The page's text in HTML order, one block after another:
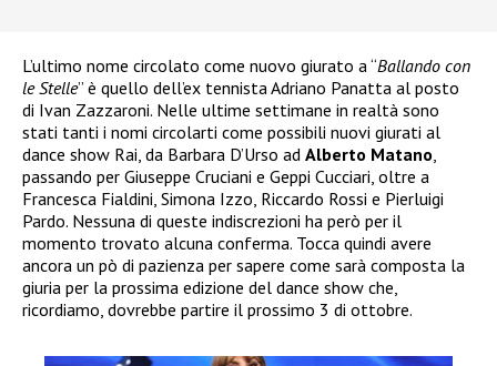
L’ultimo nome circolato come nuovo giurato a “Ballando con
le Stelle” è quello dell’ex tennista Adriano Panatta al posto
di Ivan Zazzaroni. Nelle ultime settimane in realtà sono
stati tanti i nomi circolarti come possibili nuovi giurati al
dance show Rai, da Barbara D’Urso ad Alberto Matano
passando per Giuseppe Cruciani e Geppi Cucciari, oltre a
Francesca Fialdini, Simona Izzo, Riccardo Rossi e Pierluigi
Pardo. Nessuna di queste indiscrezioni ha però per il
momento trovato alcuna conferma. Tocca quindi avere
ancora un pò di pazienza per sapere come sarà composta la
giuria per la prossima edizione del dance show che,
ricordiamo, dovrebbe partire il prossimo 3 di ottobre.